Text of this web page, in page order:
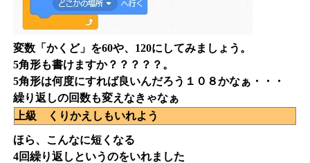
変数「かくど」を60や、120にしてみましょう。
5角形も書けますか？？？？？。
5角形は何度にすれば良いんだろう１０８かなぁ・・・
繰り返しの回数も変えなきゃなぁ
上級 くりかえしもいれよう
ほら、こんなに短くなる
4回繰り返しというのをいれました